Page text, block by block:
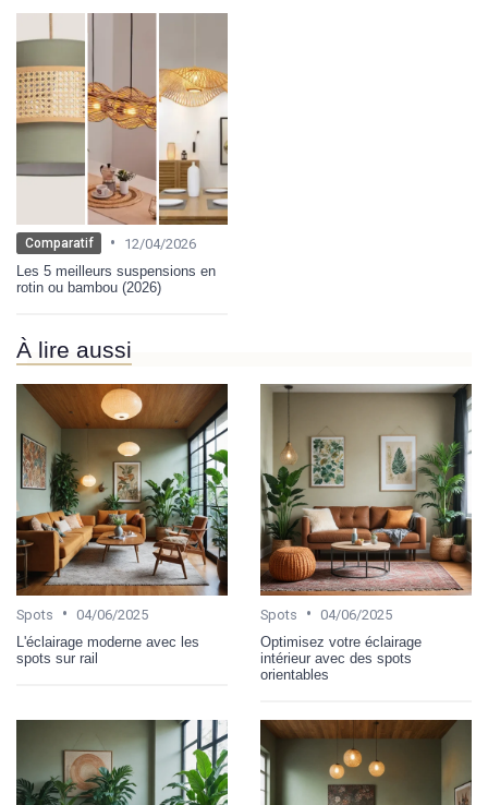
Comparatif •
12/04/2026
Les 5 meilleurs suspensions en
rotin ou bambou (2026)
À lire aussi
Spots • 04/06/2025
L'éclairage moderne avec les
spots sur rail
Spots • 04/06/2025
Optimisez votre éclairage
intérieur avec des spots
orientables